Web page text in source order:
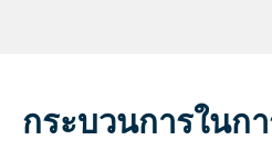
กระบวนการในก